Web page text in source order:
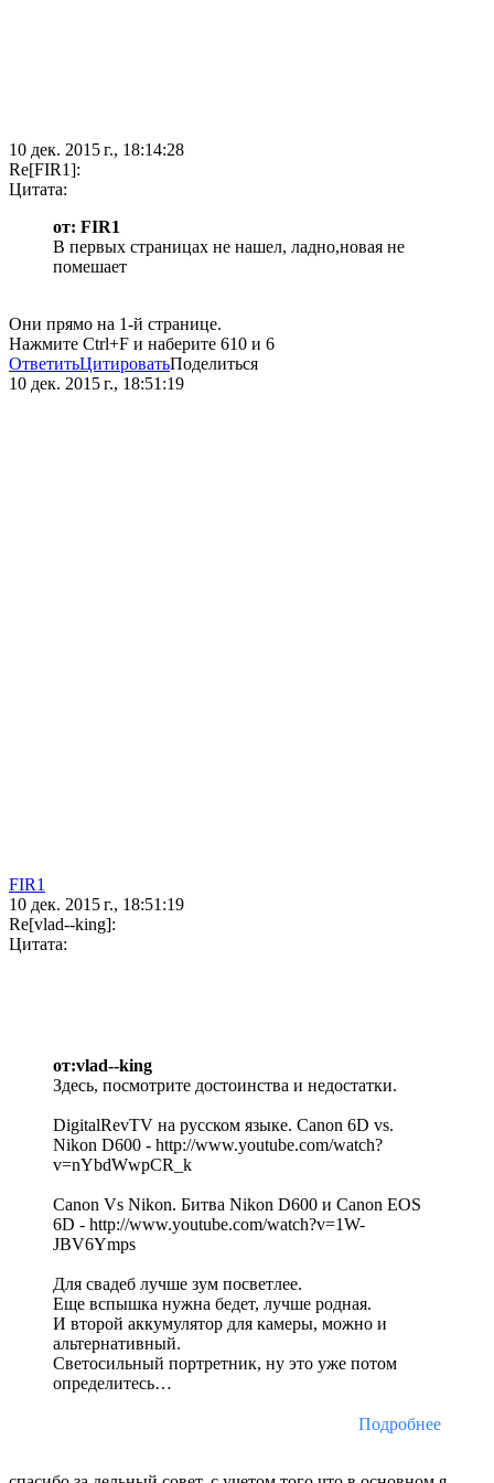
10 дек. 2015 г., 18:14:28
Re[FIR1]:
Цитата:
от: FIR1
В первых страницах не нашел, ладно,новая не
помешает
Они прямо на 1-й странице.
Нажмите Ctrl+F и наберите 610 и 6
ОтветитьЦитироватьПоделиться
10 дек. 2015 г., 18:51:19
FIR1
10 дек. 2015 г., 18:51:19
Re[vlad--king]:
Цитата:
от:vlad--king
Здесь, посмотрите достоинства и недостатки.
DigitalRevTV на русском языке. Canon 6D vs.
Nikon D600 - http://www.youtube.com/watch?
v=nYbdWwpCR_k
Canon Vs Nikon. Битва Nikon D600 и Canon EOS
6D - http://www.youtube.com/watch?v=1W-
JBV6Ymps
Для свадеб лучше зум посветлее.
Еще вспышка нужна бедет, лучше родная.
И второй аккумулятор для камеры, можно и
альтернативный.
Светосильный портретник, ну это уже потом
определитесь…
Подробнее